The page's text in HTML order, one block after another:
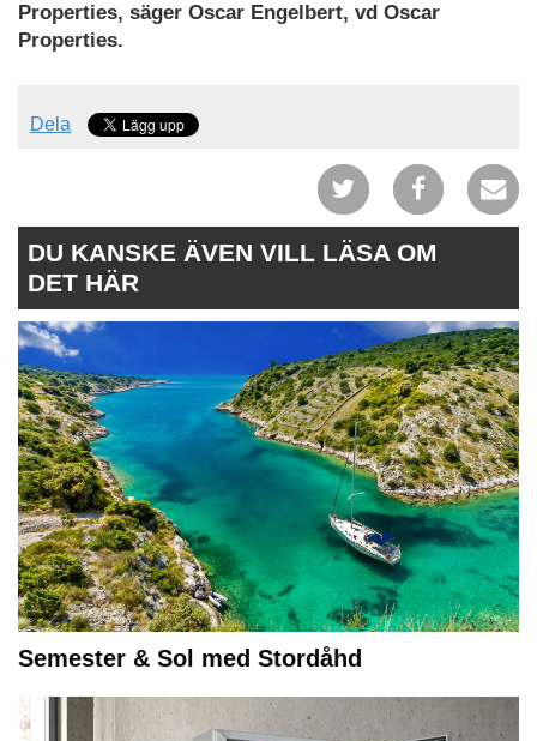
Properties, säger Oscar Engelbert, vd Oscar
Properties.
Dela
DU KANSKE ÄVEN VILL LÄSA OM
DET HÄR
Semester & Sol med Stordåhd